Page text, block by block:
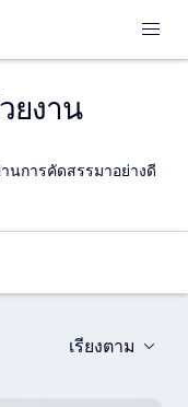
ยงาน
นการคัดสรรมาอย่างดี
เรียงตาม